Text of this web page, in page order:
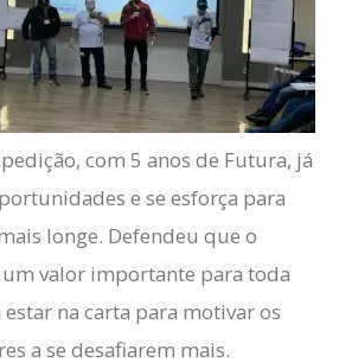
com 5 anos de Futura, já
e se esforça para
longe. Defendeu que o
valor importante para toda
na carta para motivar os
a se desafiarem mais.